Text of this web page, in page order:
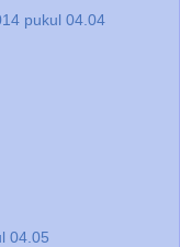
pukul 04.04
04.05